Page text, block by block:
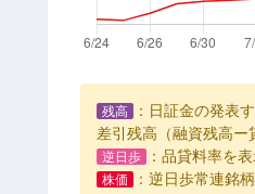
残高
：日証金の発表
差引残高（融資残高ー
逆日歩 ：品貸料率を
株価 ：逆日歩常連銘